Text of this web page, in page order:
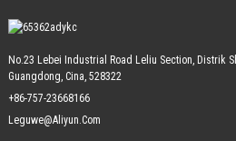
No.23 Lebei Industrial Road Leliu Section, Distrik
Guangdong, Cina, 528322
+86-757-23668166
Leguwe@aliyun.com